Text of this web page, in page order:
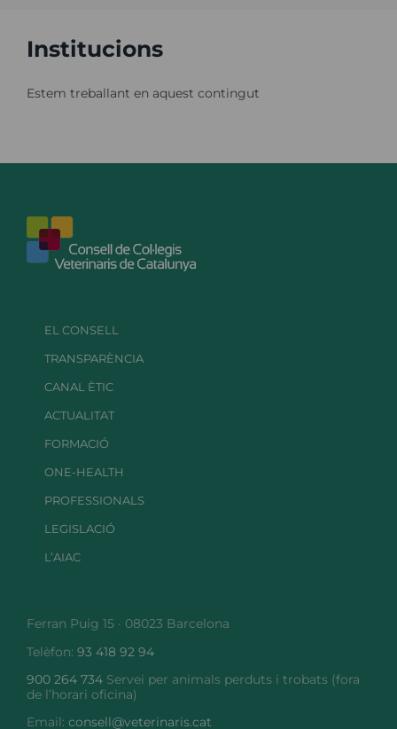
Institucions
Estem treballant en aquest contingut
EL CONSELL
TRANSPARÈNCIA
CANAL ÈTIC
ACTUALITAT
FORMACIÓ
ONE-HEALTH
PROFESSIONALS
LEGISLACIÓ
L’AIAC
Ferran Puig 15 · 08023 Barcelona
Telèfon: 93 418 92 94
900 264 734 Servei per animals perduts i trobats (fora
de l’horari oficina)
Email: consell@veterinaris.cat